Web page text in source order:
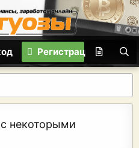
Регистрация
некоторыми